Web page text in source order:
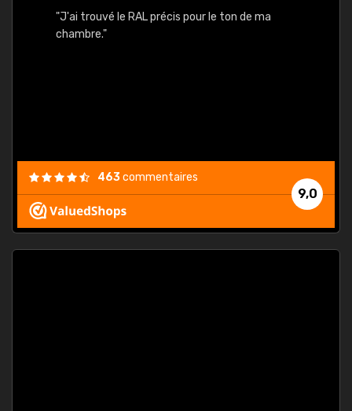
"J'ai trouvé le RAL précis pour le ton de ma
chambre."
9,0
463commentaires